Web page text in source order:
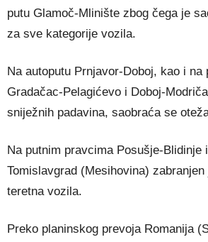
putu Glamoč-Mlinište zbog čega je
za sve kategorije vozila.
Na autoputu Prnjavor-Doboj, kao i na
Gradačac-Pelagićevo i Doboj-
sniježnih padavina, saobraća se
Na putnim pravcima Posušje-Blidinje
Tomislavgrad (Mesihovina)
teretna vozila.
Preko planinskog prevoja Romanija